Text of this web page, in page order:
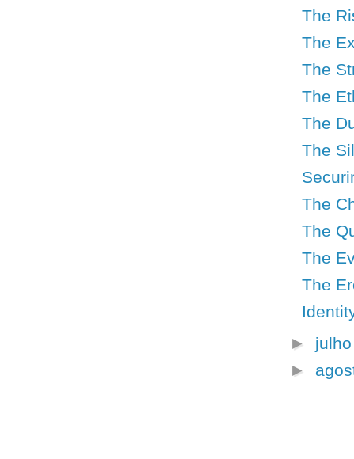
The
The
The
The
The
The
The
The
The
The
►
►